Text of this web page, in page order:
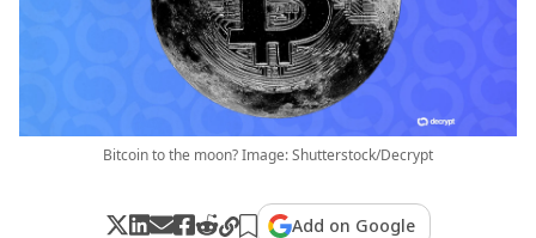
Bitcoin to the moon? Image: Shutterstock/Decrypt
Add on Google